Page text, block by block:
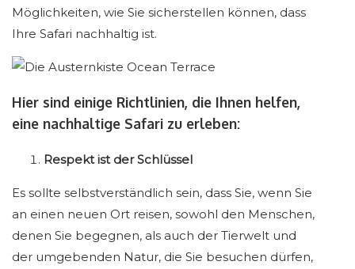
Möglichkeiten, wie Sie sicherstellen können, dass
Ihre Safari nachhaltig ist.
Hier sind einige Richtlinien, die Ihnen helfen,
eine nachhaltige Safari zu erleben:
Respekt ist der Schlüssel
Es sollte selbstverständlich sein, dass Sie, wenn Sie
an einen neuen Ort reisen, sowohl den Menschen,
denen Sie begegnen, als auch der Tierwelt und
der umgebenden Natur, die Sie besuchen dürfen,